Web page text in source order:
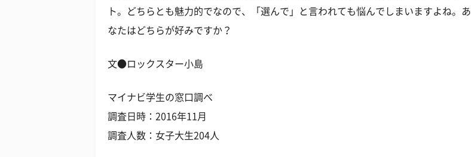
ト。どちらとも魅力的でなので、「選んで」と言われても悩んでしまいますよね。あ
なたはどちらが好みですか？
文●ロックスター小島
マイナビ学生の窓口調べ
調査日時：2016年11月
調査人数：女子大生204人